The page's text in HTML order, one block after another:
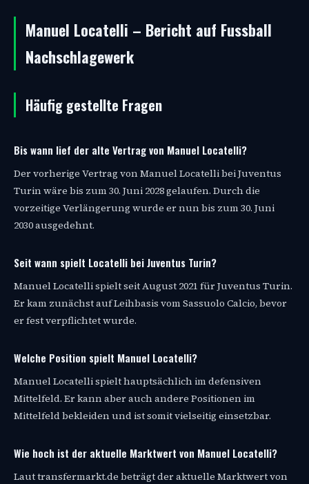
Manuel Locatelli – Bericht auf Fussball
Nachschlagewerk
Häufig gestellte Fragen
Bis wann lief der alte Vertrag von Manuel Locatelli?
Der vorherige Vertrag von Manuel Locatelli bei Juventus
Turin wäre bis zum 30. Juni 2028 gelaufen. Durch die
vorzeitige Verlängerung wurde er nun bis zum 30. Juni
2030 ausgedehnt.
Seit wann spielt Locatelli bei Juventus Turin?
Manuel Locatelli spielt seit August 2021 für Juventus Turin.
Er kam zunächst auf Leihbasis vom Sassuolo Calcio, bevor
er fest verpflichtet wurde.
Welche Position spielt Manuel Locatelli?
Manuel Locatelli spielt hauptsächlich im defensiven
Mittelfeld. Er kann aber auch andere Positionen im
Mittelfeld bekleiden und ist somit vielseitig einsetzbar.
Wie hoch ist der aktuelle Marktwert von Manuel Locatelli?
Laut transfermarkt.de beträgt der aktuelle Marktwert von